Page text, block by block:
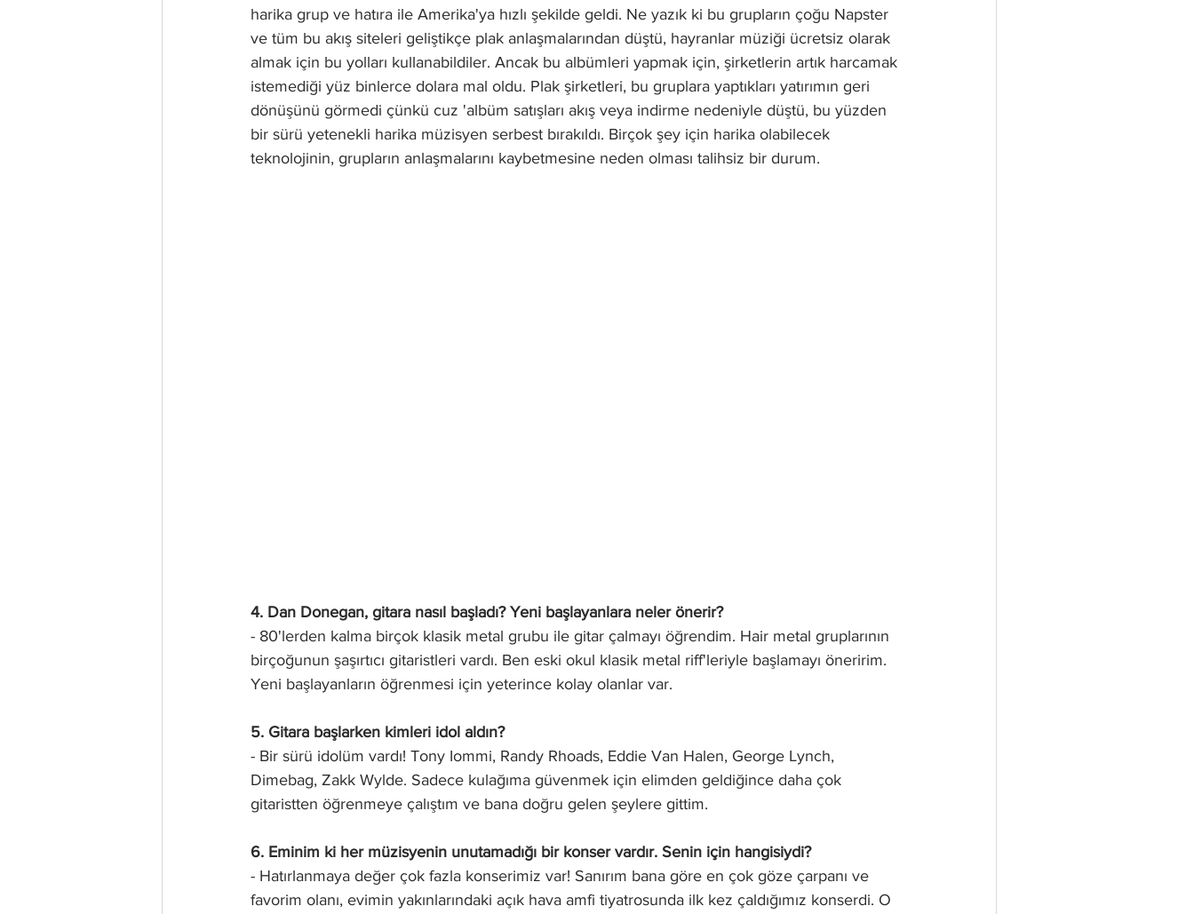
harika grup ve hatıra ile Amerika'ya hızlı şekilde geldi. Ne yazık ki bu grupların çoğu Napster
ve tüm bu akış siteleri geliştikçe plak anlaşmalarından düştü, hayranlar müziği ücretsiz olarak
almak için bu yolları kullanabildiler. Ancak bu albümleri yapmak için, şirketlerin artık harcamak
istemediği yüz binlerce dolara mal oldu. Plak şirketleri, bu gruplara yaptıkları yatırımın geri
dönüşünü görmedi çünkü cuz 'albüm satışları akış veya indirme nedeniyle düştü, bu yüzden
bir sürü yetenekli harika müzisyen serbest bırakıldı. Birçok şey için harika olabilecek
teknolojinin, grupların anlaşmalarını kaybetmesine neden olması talihsiz bir durum.
4. Dan Donegan, gitara nasıl başladı? Yeni başlayanlara neler önerir?
- 80'lerden kalma birçok klasik metal grubu ile gitar çalmayı öğrendim. Hair metal gruplarının
birçoğunun şaşırtıcı gitaristleri vardı. Ben eski okul klasik metal riff'leriyle başlamayı öneririm.
Yeni başlayanların öğrenmesi için yeterince kolay olanlar var.
5. Gitara başlarken kimleri idol aldın?
- Bir sürü idolüm vardı! Tony Iommi, Randy Rhoads, Eddie Van Halen, George Lynch,
Dimebag, Zakk Wylde. Sadece kulağıma güvenmek için elimden geldiğince daha çok
gitaristten öğrenmeye çalıştım ve bana doğru gelen şeylere gittim.
6. Eminim ki her müzisyenin unutamadığı bir konser vardır. Senin için hangisiydi?
- Hatırlanmaya değer çok fazla konserimiz var! Sanırım bana göre en çok göze çarpanı ve
favorim olanı, evimin yakınlarındaki açık hava amfi tiyatrosunda ilk kez çaldığımız konserdi. O